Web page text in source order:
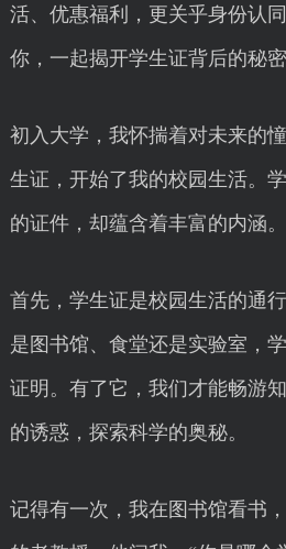
活、优惠福利，更关乎身份认
你，一起揭开学生证背后的秘密
初入大学，我怀揣着对未来的
生证，开始了我的校园生活。
的证件，却蕴含着丰富的内涵。
首先，学生证是校园生活的通
是图书馆、食堂还是实验室，
证明。有了它，我们才能畅游
的诱惑，探索科学的奥秘。
记得有一次，我在图书馆看书